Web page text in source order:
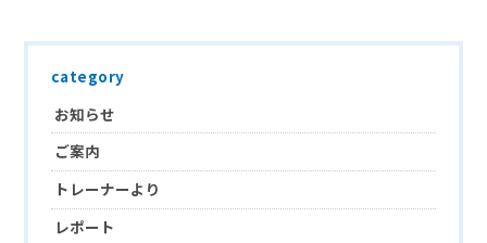
category
お知らせ
ご案内
トレーナーより
レポート